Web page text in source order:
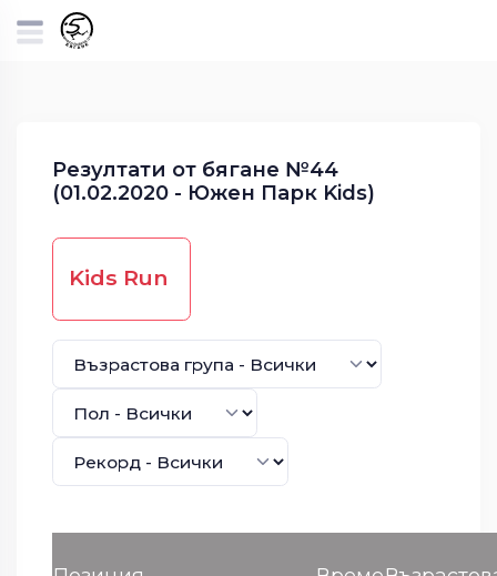
Резултати от бягане №44
(01.02.2020 - Южен Парк Kids)
Kids Run